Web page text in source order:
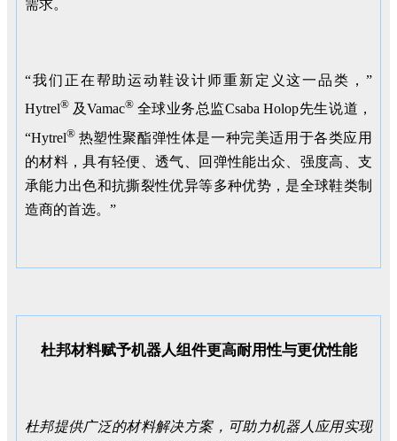
需求。
“我们正在帮助运动鞋设计师重新定义这一品类，”
Hytrel® 及Vamac® 全球业务总监Csaba Holop先生说道，
“Hytrel® 热塑性聚酯弹性体是一种完美适用于各类应用
的材料，具有轻便、透气、回弹性能出众、强度高、支
承能力出色和抗撕裂性优异等多种优势，是全球鞋类制
造商的首选。”
杜邦材料赋予机器人组件更高耐用性与更优性能
杜邦提供广泛的材料解决方案，可助力机器人应用实现